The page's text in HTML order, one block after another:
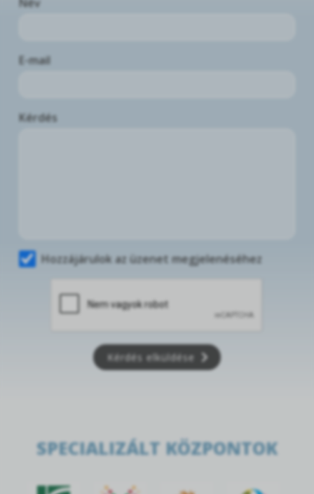
E-mail
Kérdés
Hozzájárulok az üzenet megjelenéséhez
Kérdés elküldése
SPECIALIZÁLT KÖZPONTOK